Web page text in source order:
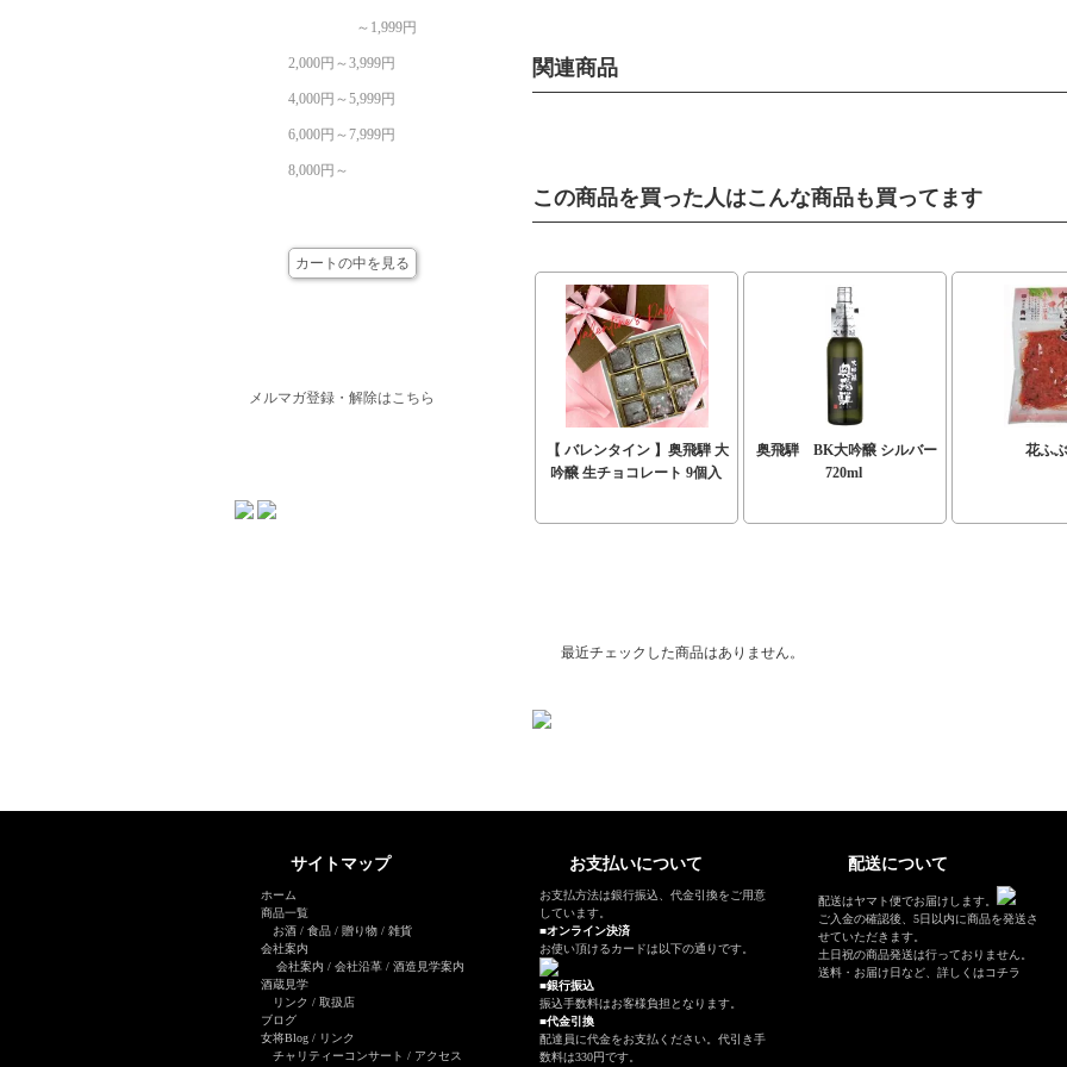
～1,999円
2,000円～3,999円
4,000円～5,999円
6,000円～7,999円
8,000円～
カートの中を見る
メルマガ登録・解除はこちら
関連商品
この商品を買った人はこんな商品も買ってます
【 バレンタイン 】奥飛騨 大
吟醸 生チョコレート 9個入
奥飛騨 BK大吟醸 シルバー
720ml
花ふ
最近チェックした商品はありません。
サイトマップ
ホーム
商品一覧
お酒 / 食品 / 贈り物 / 雑貨
会社案内
会社案内 / 会社沿革 / 酒造見学案内
酒蔵見学
リンク / 取扱店
ブログ
女将Blog / リンク
チャリティーコンサート / アクセス
お支払いについて
お支払方法は銀行振込、代金引換をご用意
しています。
■オンライン決済
お使い頂けるカードは以下の通りです。
■銀行振込
振込手数料はお客様負担となります。
■代金引換
配達員に代金をお支払ください。代引き手
数料は330円です。
配送について
配送はヤマト便でお届けします。
ご入金の確認後、5日以内に商品を発送さ
せていただきます。
土日祝の商品発送は行っておりません。
送料・お届け日など、 詳しくはコチラ